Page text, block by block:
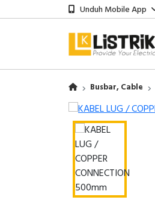
Unduh Mobile App
Busbar, Cable